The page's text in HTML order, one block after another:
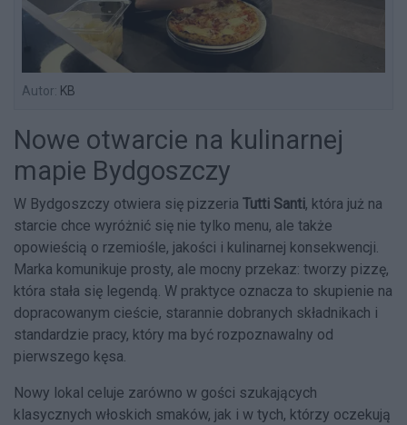
Autor: KB
Nowe otwarcie na kulinarnej
mapie Bydgoszczy
W Bydgoszczy otwiera się pizzeria Tutti Santi, która już na
starcie chce wyróżnić się nie tylko menu, ale także
opowieścią o rzemiośle, jakości i kulinarnej konsekwencji.
Marka komunikuje prosty, ale mocny przekaz: tworzy pizzę,
która stała się legendą. W praktyce oznacza to skupienie na
dopracowanym cieście, starannie dobranych składnikach i
standardzie pracy, który ma być rozpoznawalny od
pierwszego kęsa.
Nowy lokal celuje zarówno w gości szukających
klasycznych włoskich smaków, jak i w tych, którzy oczekują